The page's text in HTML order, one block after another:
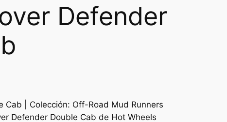
Defender
Cab | Colección: Off-Road Mud Runners
Defender Double Cab de Hot Wheels